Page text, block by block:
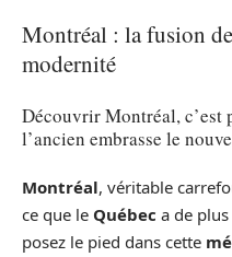
Montréal : la fusion
modernité
Découvrir Montréal, c’est
l’ancien embrasse le
Montréal, véritable
ce que le Québec a de
posez le pied dans cette